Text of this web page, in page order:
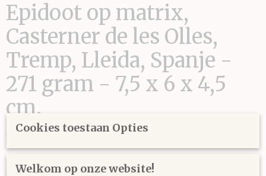
Epidoot op matrix,
Casterner de les Olles,
Tremp, Lleida, Spanje -
271 gram - 7,5 x 6 x 4,5
cm.
€ 18,00
Aantal
Cookies toestaan Opties
Welkom op onze website!